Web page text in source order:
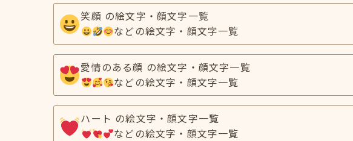
笑顔 の絵文字・顔文字一覧
などの絵文字・顔文字一覧
愛情のある顔 の絵文字・顔文字一覧
などの絵文字・顔文字一覧
ハート の絵文字・顔文字一覧
などの絵文字・顔文字一覧